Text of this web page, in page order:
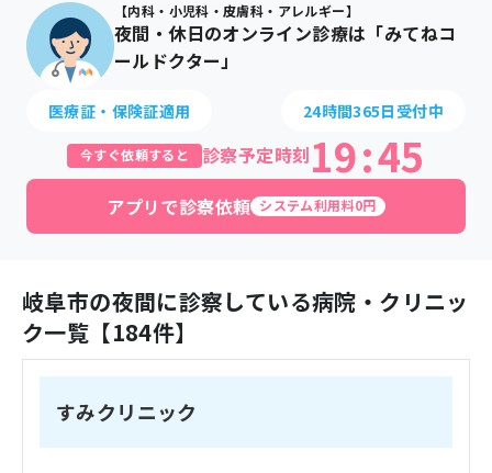
【内科・小児科・皮膚科・アレルギー】
夜間・休日のオンライン診療は「みてねコ
ールドクター」
医療証・保険証適用 24時間365日受付中
今すぐ依頼すると 診察予定時刻19:45
アプリで診察依頼 システム利用料0円
岐阜市の夜間に診察している病院・クリニッ
ク一覧【184件】
すみクリニック